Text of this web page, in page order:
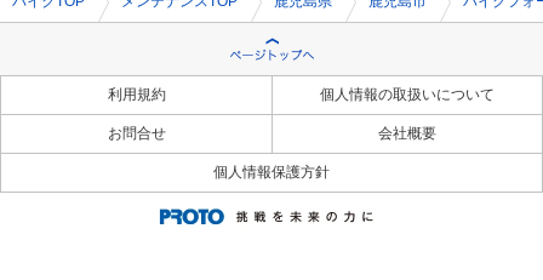
利用規約 個人情報の取扱いについて
お問合せ 会社概要
個人情報保護方針